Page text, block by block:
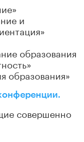
и
образования
образования»
совершенно